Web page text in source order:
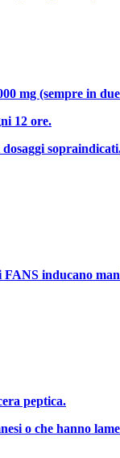
mg (sempre
12 ore.
inducano
peptica.
o che hanno